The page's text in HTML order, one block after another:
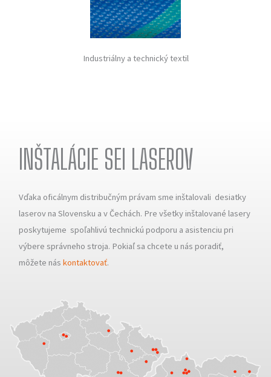
Industriálny a technický textil
INŠTALÁCIE SEI LASEROV
Vďaka oficálnym distribučným právam sme inštalovali desiatky
laserov na Slovensku a v Čechách. Pre všetky inštalované lasery
poskytujeme spoľahlivú technickú podporu a asistenciu pri
výbere správneho stroja. Pokiaľ sa chcete u nás poradiť,
môžete náskontaktovať.